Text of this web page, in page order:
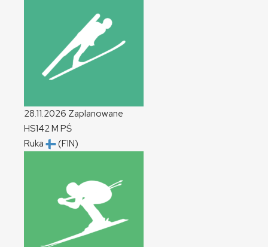
28.11.2026 Zaplanowane
HS142M PŚ
Ruka
(FIN)